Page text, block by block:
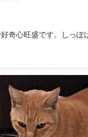
奇心旺盛です。しっ